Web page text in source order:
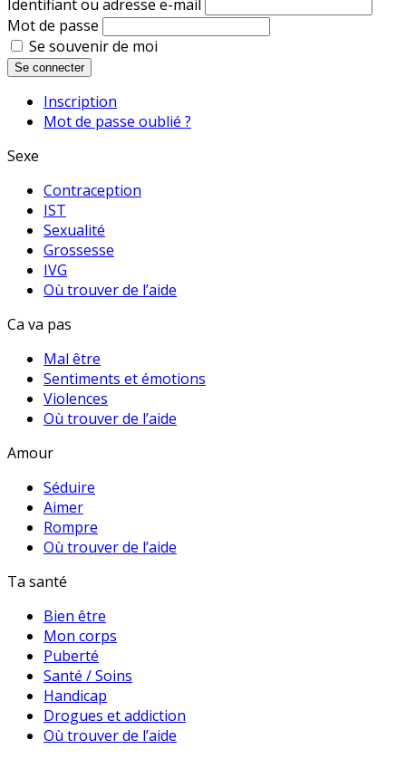
Identifiant ou adresse e-mail
Mot de passe
Se souvenir de moi
Se connecter
Inscription
Mot de passe oublié ?
Sexe
Contraception
IST
Sexualité
Grossesse
IVG
Où trouver de l’aide
Ca va pas
Mal être
Sentiments et émotions
Violences
Où trouver de l’aide
Amour
Séduire
Aimer
Rompre
Où trouver de l’aide
Ta santé
Bien être
Mon corps
Puberté
Santé / Soins
Handicap
Drogues et addiction
Où trouver de l’aide